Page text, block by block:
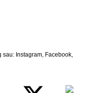
sau: Instagram, Facebook,